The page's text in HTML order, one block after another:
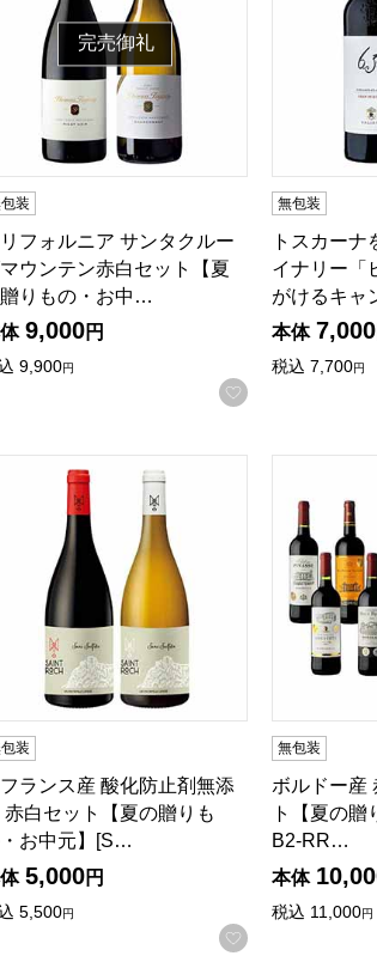
入りに登録する
完売御礼
装
フォルニア サンタクルー
ウンテン赤白セット【夏
りもの・お中…
9,000円
9,900円
お気に入りに登
無包装
トスカーナ
イナリー「
がけるキャ
本体 7,000
税込 7,700円
[EM-CS2]
贈りもの・お中元】[PD-RB2]
入りに登録する
フランス産 酸化防止剤無添加 赤白セット
装
ランス産 酸化防止剤無添
赤白セット【夏の贈りも
お中元】[S…
5,000円
5,500円
お気に入りに登
無包装
ボルドー産
ト【夏の贈
B2-RR…
本体
税込 11,000円